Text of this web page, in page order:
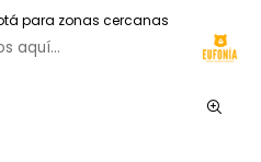
para zonas cercanas